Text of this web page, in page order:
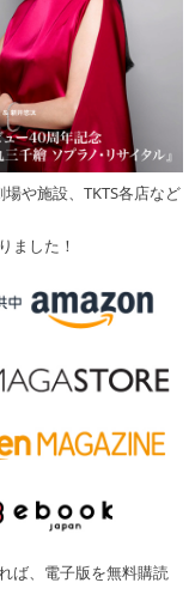
や施設、TKTS各店など
ました！
ば、電子版を無料購読